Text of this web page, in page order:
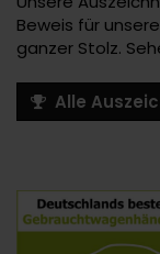
Beweis für
ganzer Stolz.
Alle